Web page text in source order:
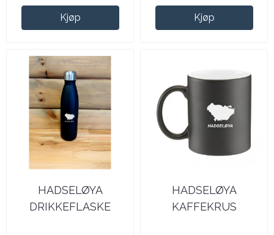
Kjøp Kjøp
HADSELØYA
DRIKKEFLASKE
HADSELØYA
KAFFEKRUS